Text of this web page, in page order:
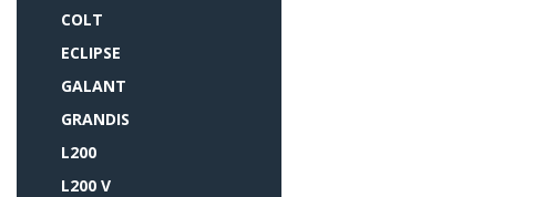
COLT
ECLIPSE
GALANT
GRANDIS
L200
L200 V